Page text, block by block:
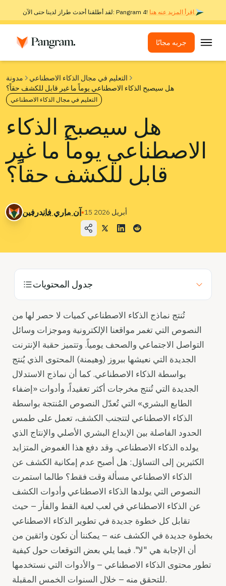
لقد أطلقنا أحدث طراز لدينا حتى الآن: Pangram 4! اقرأ المزيد عنه هنا.
جربه مجانًا
كاشف الذكاء الاصطناعي
جهاز كشف الصور
ملحق المتصفح
واجهة برمجة التطبيقات
عمليات الدمج
أداة فحص الانتحال
مدونة
الأسعار
تسجيل الدخول
جربه مجانًا
مدونة
التعليم في مجال الذكاء الاصطناعي
هل سيصبح الذكاء الاصطناعي يوماً ما غير قابل للكشف حقاً؟
التعليم في مجال الذكاء الاصطناعي
هل سيصبح الذكاء
الاصطناعي يوماً ما غير
قابل للكشف حقاً؟
آن ماري فاندرفين▪ 15 أبريل 2026
جدول المحتويات
تُنتج نماذج الذكاء الاصطناعي كميات لا حصر لها من
النصوص التي تغمر مواقعنا الإلكترونية وموجزات وسائل
التواصل الاجتماعي والصحف يومياً. وتتميز حقبة الإنترنت
الجديدة التي نعيشها ببروز (وهيمنة) المحتوى الذي يُنتج
بواسطة الذكاء الاصطناعي. كما أن نماذج الاستدلال
الجديدة التي تُنتج مخرجات أكثر تعقيداً، وأدوات «إضفاء
الطابع البشري» التي تُعدّل النصوص المُنتجة بواسطة
الذكاء الاصطناعي لتتجنب الكشف، تعمل على طمس
الحدود الفاصلة بين الإبداع البشري الأصلي والإنتاج الذي
يولده الذكاء الاصطناعي. وقد دفع هذا الغموض المتزايد
الكثيرين إلى التساؤل: هل أصبح عدم إمكانية الكشف عن
الذكاء الاصطناعي مسألة وقت فقط؟ طالما استمرت
النصوص التي يولدها الذكاء الاصطناعي وأدوات الكشف
عن الذكاء الاصطناعي في لعب لعبة القط والفأر – حيث
تقابل كل خطوة جديدة في تطوير الذكاء الاصطناعي
بخطوة جديدة في الكشف عنه – يمكننا أن نكون واثقين من
أن الإجابة هي "لا". فيما يلي بعض التوقعات حول كيفية
تطور محتوى الذكاء الاصطناعي – والأدوات التي نستخدمها
للتحقق منه – خلال السنوات الخمس المقبلة.